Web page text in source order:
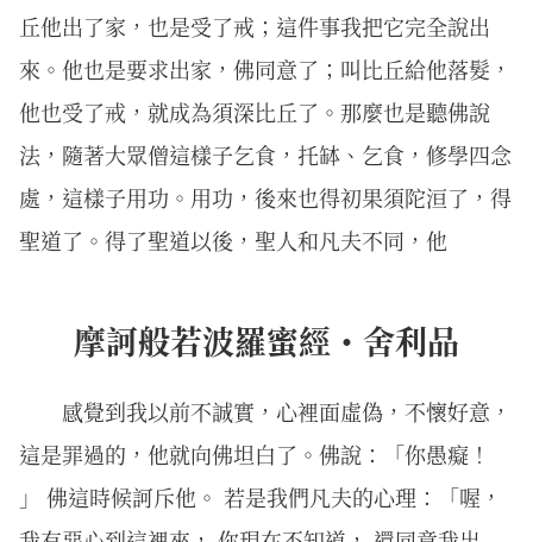
丘他出了家，也是受了戒；這件事我把它完全說出
來。他也是要求出家，佛同意了；叫比丘給他落髮，
他也受了戒，就成為須深比丘了。那麼也是聽佛說
法，隨著大眾僧這樣子乞食，托缽、乞食，修學四念
處，這樣子用功。用功，後來也得初果須陀洹了，得
聖道了。得了聖道以後，聖人和凡夫不同，他
摩訶般若波羅蜜經・舍利品
感覺到我以前不誠實，心裡面虛偽，不懷好意，
這是罪過的，他就向佛坦白了。佛說：「你愚癡！
」 佛這時候訶斥他。 若是我們凡夫的心理：「喔，